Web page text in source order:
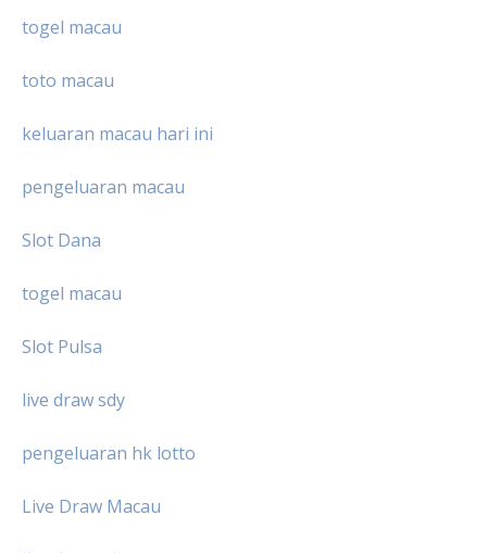
togel macau
toto macau
keluaran macau hari ini
pengeluaran macau
Slot Dana
togel macau
Slot Pulsa
live draw sdy
pengeluaran hk lotto
Live Draw Macau